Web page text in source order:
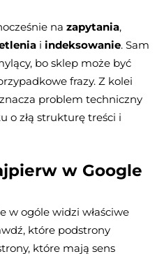
na zapytania,
i indeksowanie. Sam
bo sklep może być
frazy. Z kolei
problem techniczny
o złą strukturę treści i
w Google
w ogóle widzi właściwe
które podstrony
które mają sens